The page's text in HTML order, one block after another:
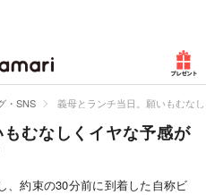
・SNS 義母とランチ当日。願いもむな
むなしくイヤな予感が
、約束の30分前に到着した自称ビ